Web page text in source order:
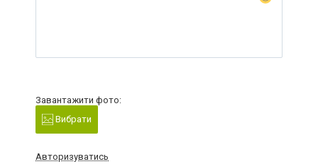
Завантажити фото:
Вибрати
Авторизуватись